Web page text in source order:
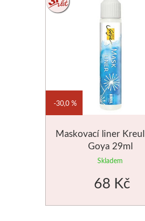
Maskovací liner
Goya 29ml
Skladem
30,0 %
68 Kč